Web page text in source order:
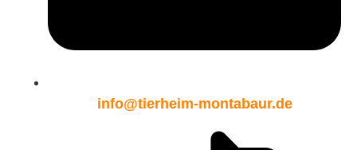
info@tierheim-montabaur.de